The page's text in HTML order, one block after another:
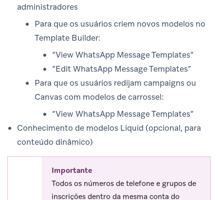
administradores
Para que os usuários criem novos modelos no
Template Builder:
“View WhatsApp Message Templates”
“Edit WhatsApp Message Templates”
Para que os usuários redijam campaigns ou
Canvas com modelos de carrossel:
“View WhatsApp Message Templates”
Conhecimento de modelos Liquid (opcional, para
conteúdo dinâmico)
Importante
Todos os números de telefone e grupos de
inscrições dentro da mesma conta do